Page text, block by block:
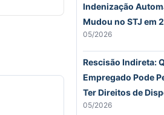
Indenização
Mudou no STJ em
05/2026
Rescisão Indireta:
Empregado Pode
Ter Direitos de
05/2026